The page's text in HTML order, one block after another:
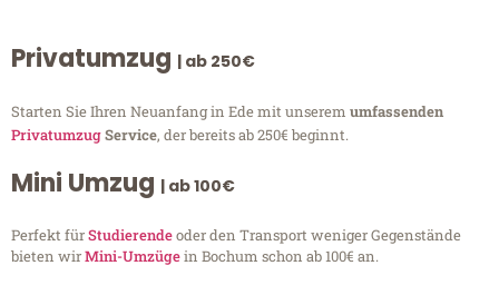
Privatumzug | ab 250€
Starten Sie Ihren Neuanfang in Ede mit unserem umfassenden
PrivatumzugService, der bereits ab 250€ beginnt.
Mini Umzug | ab 100€
Perfekt fürStudierendeoder den Transport weniger Gegenstände
bieten wirMini-Umzügein Bochum schon ab 100€ an.